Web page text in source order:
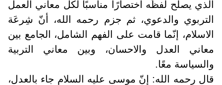
الذي يصلح لفظُه اختصارًا مناسبًا لكل معاني العمل
التربوي والدعوي، ثم جزم رحمه الله، أنّ شِرعَة
الاسلام، إنّما قامت على الفهم الشامل، الجامع بين
معاني العدل والاحسان، وبين معاني التربية
والسياسة معًا.
قال رحمه الله: إنّ موسى عليه السلام جاء بالعدل،